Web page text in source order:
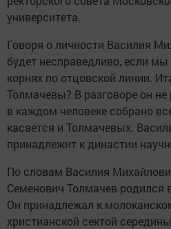
университета.
Говоря о личности Василия
будет несправедливо, если
корнях по отцовской линии.
Толмачевы? В разговоре он
в каждом человеке собрано
касается и Толмачевых.
принадлежит к династии
По словам Василия
Семенович Толмачев родился
Он принадлежал к
христианской сектой